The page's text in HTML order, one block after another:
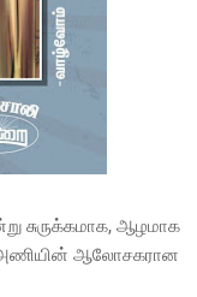
சுருக்கமாக, ஆழமாக
அணியின் ஆலோசகரான